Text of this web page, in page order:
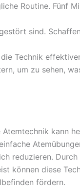
Routine. Fünf
sind.
Technik
um zu sehen,
kann
reduzieren. Durch
können diese
fördern.